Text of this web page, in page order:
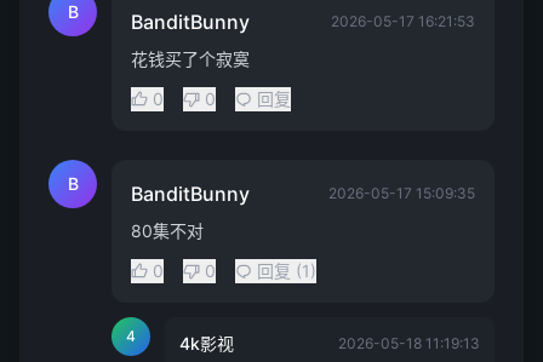
B BanditBunny 2026-05-17 16:21:53
花钱买了个寂寞
0
0 回复
B BanditBunny 2026-05-17 15:09:35
80集不对
0
0 回复 (1)
4 4k影视 2026-05-18 11:19:13